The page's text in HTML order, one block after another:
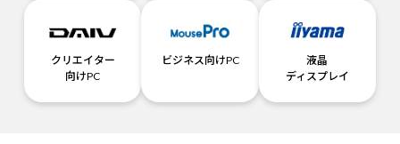
クリエイター
向けPC
ビジネス向けPC
液晶
ディスプレイ